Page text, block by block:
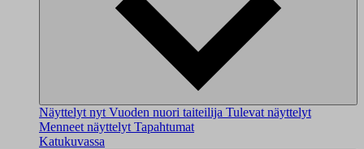
Näyttelyt nyt Vuoden nuori taiteilija Tulevat näyttelyt
Menneet näyttelyt Tapahtumat
Katukuvassa